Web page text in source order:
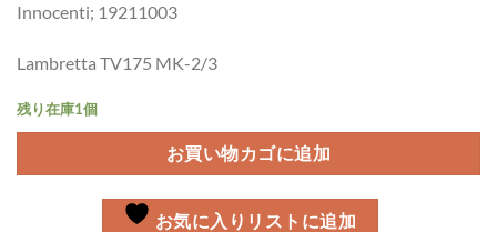
Innocenti; 19211003
Lambretta TV175 MK-2/3
残り在庫1個
お買い物カゴに追加
お気に入りリストに追加